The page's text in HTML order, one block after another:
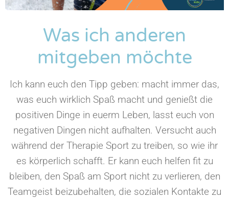
Was ich anderen
mitgeben möchte
Ich kann euch den Tipp geben: macht immer das,
was euch wirklich Spaß macht und genießt die
positiven Dinge in euerm Leben, lasst euch von
negativen Dingen nicht aufhalten. Versucht auch
während der Therapie Sport zu treiben, so wie ihr
es körperlich schafft. Er kann euch helfen fit zu
bleiben, den Spaß am Sport nicht zu verlieren, den
Teamgeist beizubehalten, die sozialen Kontakte zu